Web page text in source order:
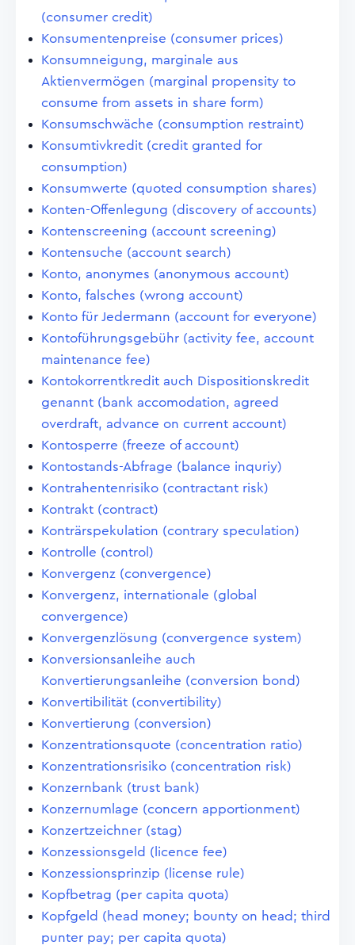
(consumer credit)
Konsumentenpreise (consumer prices)
Konsumneigung, marginale aus
Aktienvermögen (marginal propensity to
consume from assets in share form)
Konsumschwäche (consumption restraint)
Konsumtivkredit (credit granted for
consumption)
Konsumwerte (quoted consumption shares)
Konten-Offenlegung (discovery of accounts)
Kontenscreening (account screening)
Kontensuche (account search)
Konto, anonymes (anonymous account)
Konto, falsches (wrong account)
Konto für Jedermann (account for everyone)
Kontoführungsgebühr (activity fee, account
maintenance fee)
Kontokorrentkredit auch Dispositionskredit
genannt (bank accomodation, agreed
overdraft, advance on current account)
Kontosperre (freeze of account)
Kontostands-Abfrage (balance inquriy)
Kontrahentenrisiko (contractant risk)
Kontrakt (contract)
Konträrspekulation (contrary speculation)
Kontrolle (control)
Konvergenz (convergence)
Konvergenz, internationale (global
convergence)
Konvergenzlösung (convergence system)
Konversionsanleihe auch
Konvertierungsanleihe (conversion bond)
Konvertibilität (convertibility)
Konvertierung (conversion)
Konzentrationsquote (concentration ratio)
Konzentrationsrisiko (concentration risk)
Konzernbank (trust bank)
Konzernumlage (concern apportionment)
Konzertzeichner (stag)
Konzessionsgeld (licence fee)
Konzessionsprinzip (license rule)
Kopfbetrag (per capita quota)
Kopfgeld (head money; bounty on head; third
punter pay; per capita quota)